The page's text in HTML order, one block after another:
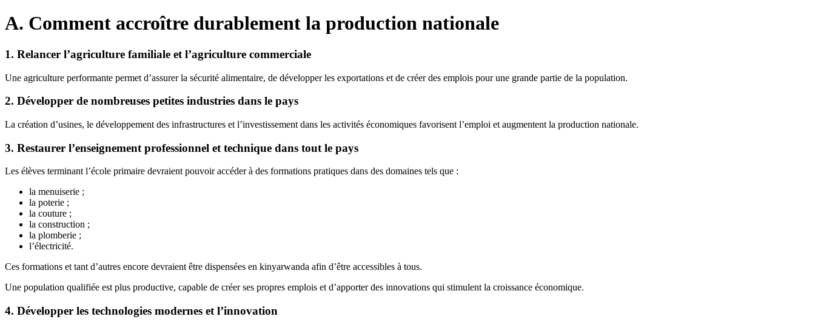
A. Comment accroître durablement la production nationale
1. Relancer l’agriculture familiale et l’agriculture commerciale
Une agriculture performante permet d’assurer la sécurité alimentaire, de développer les exportations et de créer des emplois pour une grande partie de la population.
2. Développer de nombreuses petites industries dans le pays
La création d’usines, le développement des infrastructures et l’investissement dans les activités économiques favorisent l’emploi et augmentent la production nationale.
3. Restaurer l’enseignement professionnel et technique dans tout le pays
Les élèves terminant l’école primaire devraient pouvoir accéder à des formations pratiques dans des domaines tels que :
la menuiserie ;
la poterie ;
la couture ;
la construction ;
la plomberie ;
l’électricité.
Ces formations et tant d’autres encore devraient être dispensées en kinyarwanda afin d’être accessibles à tous.
Une population qualifiée est plus productive, capable de créer ses propres emplois et d’apporter des innovations qui stimulent la croissance économique.
4. Développer les technologies modernes et l’innovation